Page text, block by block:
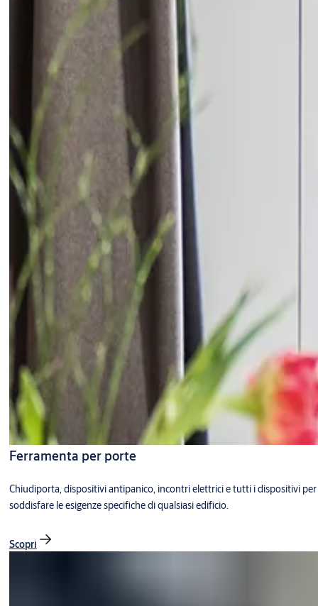
Ferramenta per porte
Chiudiporta, dispositivi antipanico, incontri elettrici e tutti i dispositivi per
soddisfare le esigenze specifiche di qualsiasi edificio.
Scopri